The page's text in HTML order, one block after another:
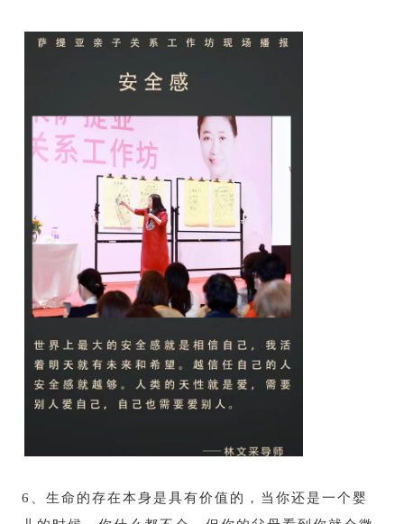
6、 生命的存在本身是具有价值的，当你还是一个婴